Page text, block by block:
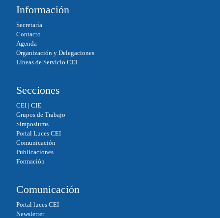
Información
Secretaría
Contacto
Agenda
Organización y Delegaciones
Líneas de Servicio CEI
Secciones
CEI| CIE
Grupos de Trabajo
Simposiums
Portal Luces CEI
Comunicación
Publicaciones
Formación
Comunicación
Portal luces CEI
Newsletter